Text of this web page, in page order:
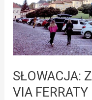
SŁOWACJA:
VIA FERRATY
VIA
FERRATY